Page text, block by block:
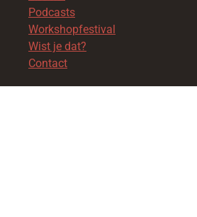
Podcasts
Workshopfestival
Wist je dat?
Contact